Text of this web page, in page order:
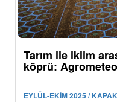
Tarım ile iklim
köprü:
EYLÜL-EKİM 2025 /